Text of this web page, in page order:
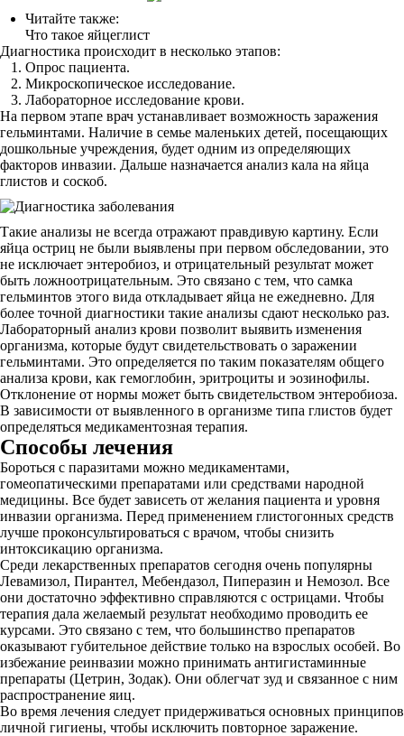
Читайте также:
Что такое яйцеглист
Диагностика происходит в несколько этапов:
Опрос пациента.
Микроскопическое исследование.
Лабораторное исследование крови.
На первом этапе врач устанавливает возможность заражения
гельминтами. Наличие в семье маленьких детей, посещающих
дошкольные учреждения, будет одним из определяющих
факторов инвазии. Дальше назначается анализ кала на яйца
глистов и соскоб.
Такие анализы не всегда отражают правдивую картину. Если
яйца остриц не были выявлены при первом обследовании, это
не исключает энтеробиоз, и отрицательный результат может
быть ложноотрицательным. Это связано с тем, что самка
гельминтов этого вида откладывает яйца не ежедневно. Для
более точной диагностики такие анализы сдают несколько раз.
Лабораторный анализ крови позволит выявить изменения
организма, которые будут свидетельствовать о заражении
гельминтами. Это определяется по таким показателям общего
анализа крови, как гемоглобин, эритроциты и эозинофилы.
Отклонение от нормы может быть свидетельством энтеробиоза.
В зависимости от выявленного в организме типа глистов будет
определяться медикаментозная терапия.
Способы лечения
Бороться с паразитами можно медикаментами,
гомеопатическими препаратами или средствами народной
медицины. Все будет зависеть от желания пациента и уровня
инвазии организма. Перед применением глистогонных средств
лучше проконсультироваться с врачом, чтобы снизить
интоксикацию организма.
Среди лекарственных препаратов сегодня очень популярны
Левамизол, Пирантел, Мебендазол, Пиперазин и Немозол. Все
они достаточно эффективно справляются с острицами. Чтобы
терапия дала желаемый результат необходимо проводить ее
курсами. Это связано с тем, что большинство препаратов
оказывают губительное действие только на взрослых особей. Во
избежание реинвазии можно принимать антигистаминные
препараты (Цетрин, Зодак). Они облегчат зуд и связанное с ним
распространение яиц.
Во время лечения следует придерживаться основных принципов
личной гигиены, чтобы исключить повторное заражение.